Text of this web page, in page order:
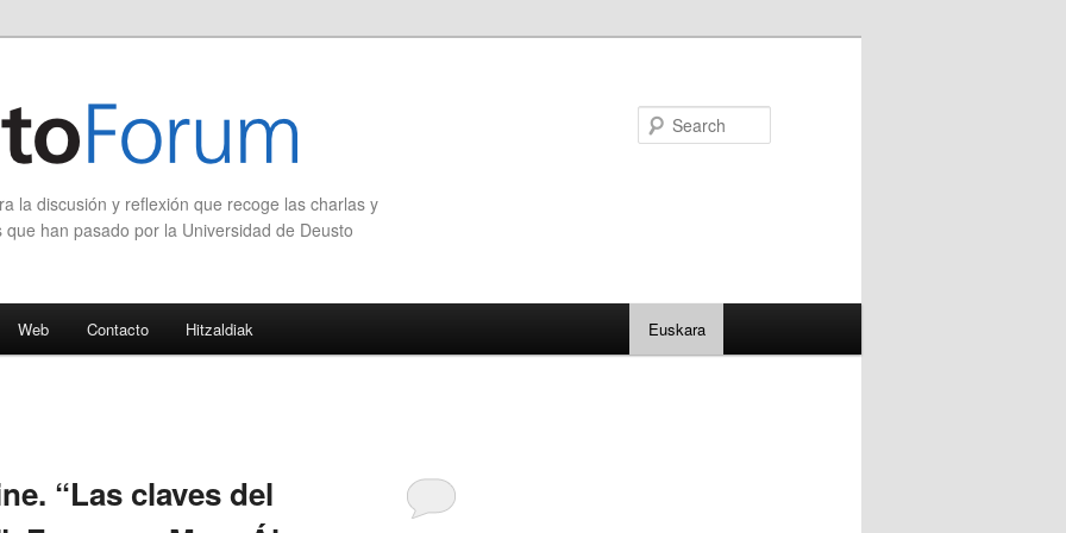
la discusión y reflexión que recoge las charlas y
han pasado por la Universidad de Deusto
Web Contacto Hitzaldiak Euskara
“Las claves del